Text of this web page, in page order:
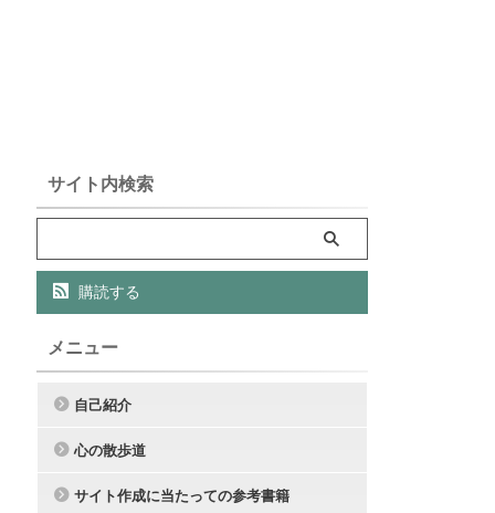
サイト内検索
購読する
メニュー
自己紹介
心の散歩道
サイト作成に当たっての参考書籍